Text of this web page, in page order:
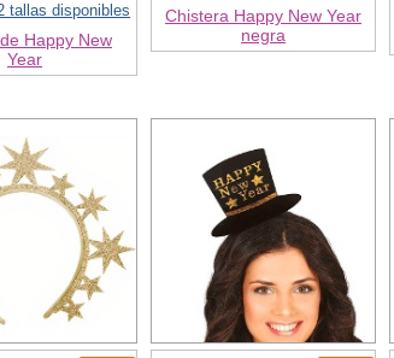
tallas disponibles
Happy New
Year
Chistera Happy New Year
negra